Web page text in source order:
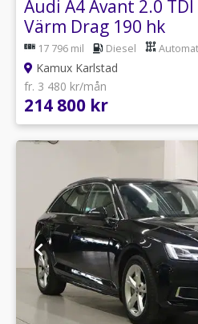
Audi A4 Avant 2.0
Värm Drag 190 hk
17 796 mil Diesel Automat
Kamux Karlstad
fr. 3 480 kr/mån
214 800 kr